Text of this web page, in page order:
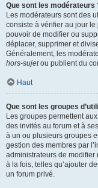
Que sont les modérateurs
Les modérateurs sont des
consiste à vérifier au jour
pouvoir de modifier ou
déplacer, supprimer et
Généralement, les
hors-sujetou publient du
Haut
Que sont les groupes
Les groupes permettent
des invités au forum et à
à un ou plusieurs groupes
gestion des membres par
administrateurs de
à la fois, telles qu’ajouter
un forum privé.